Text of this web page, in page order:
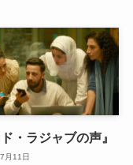
ド・ラジャブの声』
月11日